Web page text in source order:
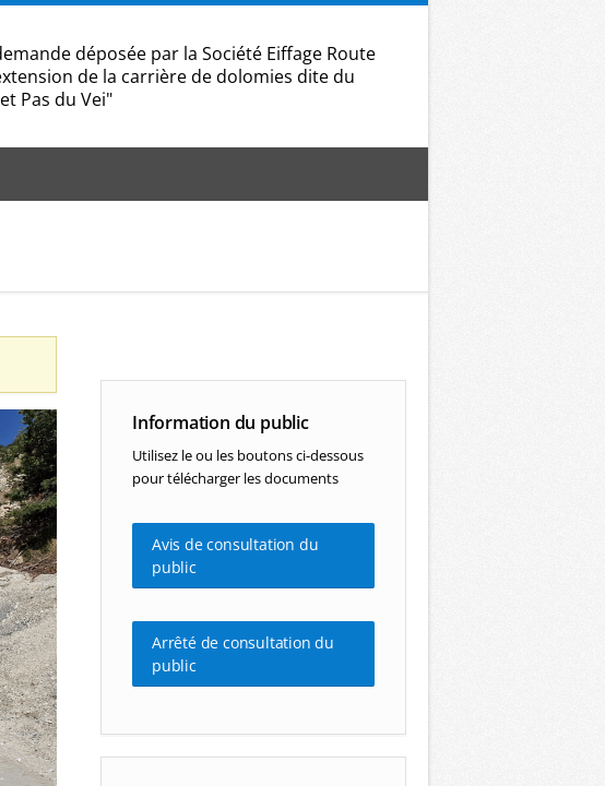
déposée par la Société Eiffage Route
de la carrière de dolomies dite du
Pas du Vei"
Information du public
Utilisez le ou les boutons ci-dessous
pour télécharger les documents
Avis de consultation du
public
Arrêté de consultation du
public